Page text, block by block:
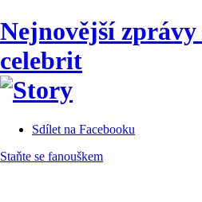
Nejnovější zprávy
celebrit
Sdílet na Facebooku
Staňte se fanouškem